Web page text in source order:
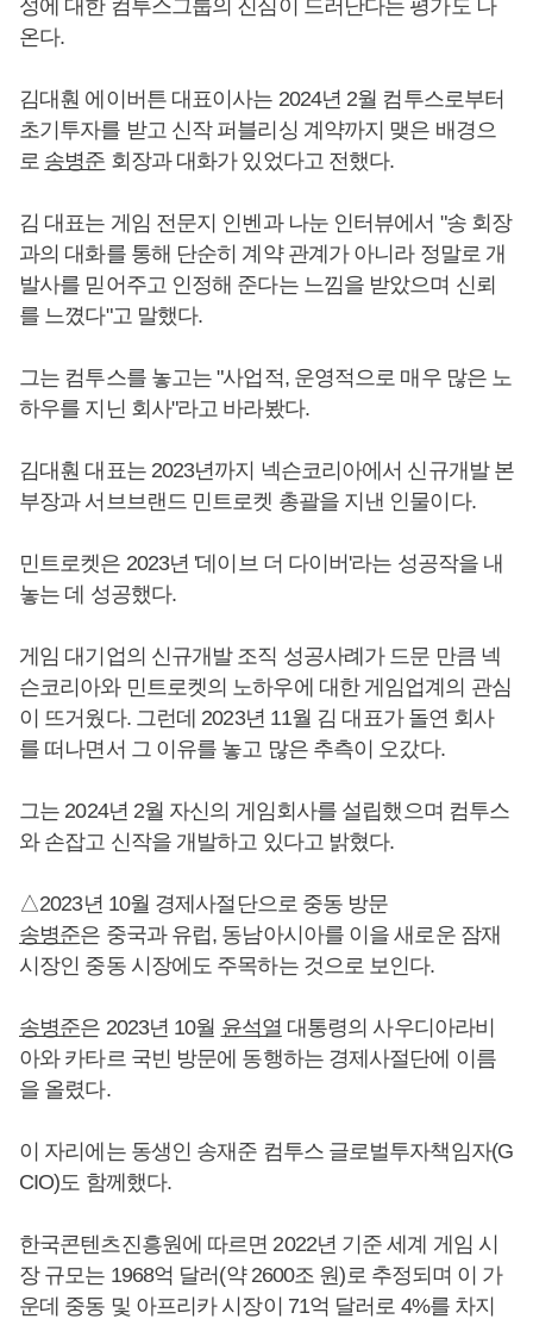
성에 대한 컴투스그룹의 진심이 드러난다는 평가도 나
온다.
김대훤 에이버튼 대표이사는 2024년 2월 컴투스로부터
초기투자를 받고 신작 퍼블리싱 계약까지 맺은 배경으
로 송병준 회장과 대화가 있었다고 전했다.
김 대표는 게임 전문지 인벤과 나눈 인터뷰에서 "송 회장
과의 대화를 통해 단순히 계약 관계가 아니라 정말로 개
발사를 믿어주고 인정해 준다는 느낌을 받았으며 신뢰
를 느꼈다"고 말했다.
그는 컴투스를 놓고는 "사업적, 운영적으로 매우 많은 노
하우를 지닌 회사"라고 바라봤다.
김대훤 대표는 2023년까지 넥슨코리아에서 신규개발 본
부장과 서브브랜드 민트로켓 총괄을 지낸 인물이다.
민트로켓은 2023년 '데이브 더 다이버'라는 성공작을 내
놓는 데 성공했다.
게임 대기업의 신규개발 조직 성공사례가 드문 만큼 넥
슨코리아와 민트로켓의 노하우에 대한 게임업계의 관심
이 뜨거웠다. 그런데 2023년 11월 김 대표가 돌연 회사
를 떠나면서 그 이유를 놓고 많은 추측이 오갔다.
그는 2024년 2월 자신의 게임회사를 설립했으며 컴투스
와 손잡고 신작을 개발하고 있다고 밝혔다.
△2023년 10월 경제사절단으로 중동 방문
송병준은 중국과 유럽, 동남아시아를 이을 새로운 잠재
시장인 중동 시장에도 주목하는 것으로 보인다.
송병준은 2023년 10월 윤석열 대통령의 사우디아라비
아와 카타르 국빈 방문에 동행하는 경제사절단에 이름
을 올렸다.
이 자리에는 동생인 송재준 컴투스 글로벌투자책임자(G
CIO)도 함께했다.
한국콘텐츠진흥원에 따르면 2022년 기준 세계 게임 시
장 규모는 1968억 달러(약 2600조 원)로 추정되며 이 가
운데 중동 및 아프리카 시장이 71억 달러로 4%를 차지